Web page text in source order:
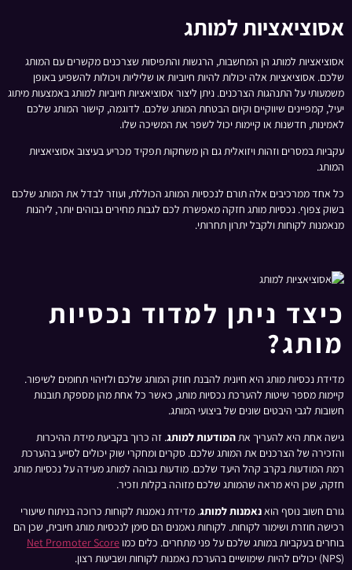
אסוציאציות למותג
אסוציאציות למותג הן המחשבות, הרגשות והתפיסות שצרכנים מקשרים עם המותג
שלכם. אסוציאציות אלה יכולות להיות חיוביות או שליליות ויכולות להשפיע באופן
משמעותי על התנהגות הצרכנים. ניתן ליצור אסוציאציות חיוביות למותג באמצעות מיתוג
יעיל, קמפיינים שיווקיים וקיום הבטחת המותג שלכם. לדוגמה, קישור המותג שלכם
לאמינות, חדשנות או קיימות יכול לשפר את המשיכה שלו.
עקביות במסרים וזהות ויזואלית גם הן משחקות תפקיד מכריע בעיצוב אסוציאציות
המותג.
כל אחד ממרכיבים אלה תורם לנכסיות המותג הכוללת, ועוזר לבדל את המותג שלכם
בשוק צפוף. נכסיות מותג חזקה מאפשרת לכם לגבות מחירים גבוהים יותר, ליהנות
מנאמנות לקוחות ולקבל יתרון תחרותי.
כיצד ניתן למדוד נכסיות
מותג?
מדידת נכסיות מותג היא חיונית להבנת חוזק המותג שלכם ולזיהוי תחומים לשיפור.
קיימות מספר שיטות להערכת נכסיות מותג, כאשר כל אחת מהן מספקת תובנות
חשובות לגבי היבטים שונים של ביצועי המותג.
גישה אחת היא להעריך אתהמודעות למותג. זה כרוך בקביעת מידת ההיכרות
והזכירה של הצרכנים את המותג שלכם. סקרים ומחקרי שוק יכולים לסייע בהערכת
רמת המודעות בקרב קהל היעד שלכם. מודעות גבוהה למותג מעידה על נכסיות מותג
חזקה, שכן היא מראה שהמותג שלכם מזוהה בקלות וזכיר.
גורם חשוב נוסף הואנאמנות למותג. מדידת נאמנות לקוחות כרוכה בניתוח שיעורי
רכישה חוזרת ושימור לקוחות. לקוחות נאמנים הם סימן לנכסיות מותג חיובית, שכן הם
בוחרים בעקביות במותג שלכם על פני מתחרים. כלים כמו Net Promoter Score
(NPS) יכולים להיות שימושיים בהערכת נאמנות לקוחות ושביעות רצון.